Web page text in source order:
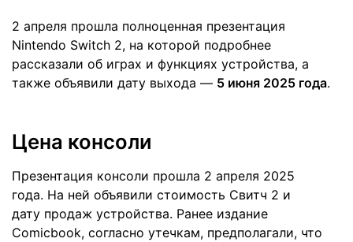
2 апреля прошла полноценная презентация
Nintendo Switch 2, на которой подробнее
рассказали об играх и функциях устройства, а
также объявили дату выхода — 5 июня 2025 года.
Цена консоли
Презентация консоли прошла 2 апреля 2025
года. На ней объявили стоимость Свитч 2 и
дату продаж устройства. Ранее издание
Comicbook, согласно утечкам, предполагали, что